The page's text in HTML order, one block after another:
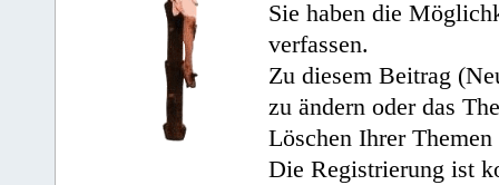
Sie haben die
verfassen.
Zu diesem Beitrag
zu ändern oder das
Löschen Ihrer
Die Registrierung ist